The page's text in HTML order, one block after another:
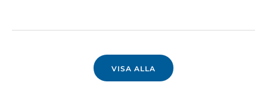
VISA ALLA